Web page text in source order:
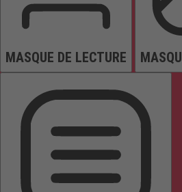
MASQUE DE LECTURE